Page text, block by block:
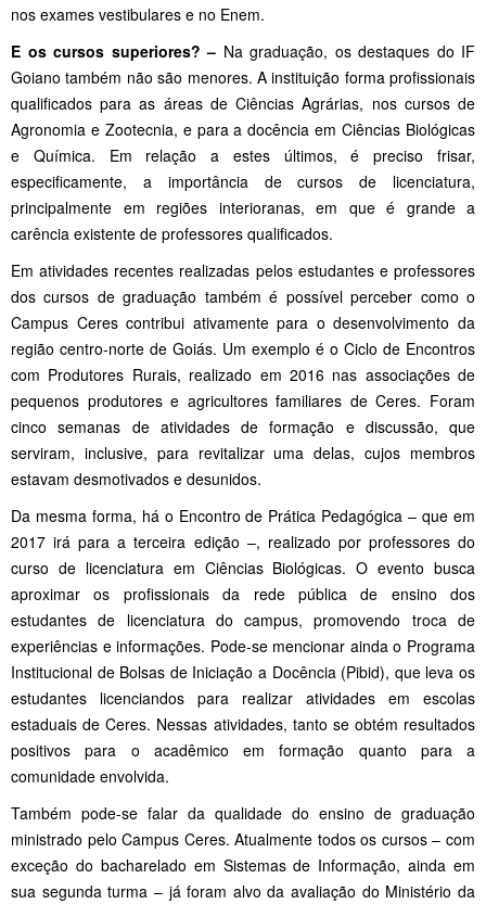
nos exames vestibulares e no Enem.
E os cursos superiores? – Na graduação, os destaques do IF
Goiano também não são menores. A instituição forma profissionais
qualificados para as áreas de Ciências Agrárias, nos cursos de
Agronomia e Zootecnia, e para a docência em Ciências Biológicas
e Química. Em relação a estes últimos, é preciso frisar,
especificamente, a importância de cursos de licenciatura,
principalmente em regiões interioranas, em que é grande a
carência existente de professores qualificados.
Em atividades recentes realizadas pelos estudantes e professores
dos cursos de graduação também é possível perceber como o
Campus Ceres contribui ativamente para o desenvolvimento da
região centro-norte de Goiás. Um exemplo é o Ciclo de Encontros
com Produtores Rurais, realizado em 2016 nas associações de
pequenos produtores e agricultores familiares de Ceres. Foram
cinco semanas de atividades de formação e discussão, que
serviram, inclusive, para revitalizar uma delas, cujos membros
estavam desmotivados e desunidos.
Da mesma forma, há o Encontro de Prática Pedagógica – que em
2017 irá para a terceira edição –, realizado por professores do
curso de licenciatura em Ciências Biológicas. O evento busca
aproximar os profissionais da rede pública de ensino dos
estudantes de licenciatura do campus, promovendo troca de
experiências e informações. Pode-se mencionar ainda o Programa
Institucional de Bolsas de Iniciação a Docência (Pibid), que leva os
estudantes licenciandos para realizar atividades em escolas
estaduais de Ceres. Nessas atividades, tanto se obtém resultados
positivos para o acadêmico em formação quanto para a
comunidade envolvida.
Também pode-se falar da qualidade do ensino de graduação
ministrado pelo Campus Ceres. Atualmente todos os cursos – com
exceção do bacharelado em Sistemas de Informação, ainda em
sua segunda turma – já foram alvo da avaliação do Ministério da